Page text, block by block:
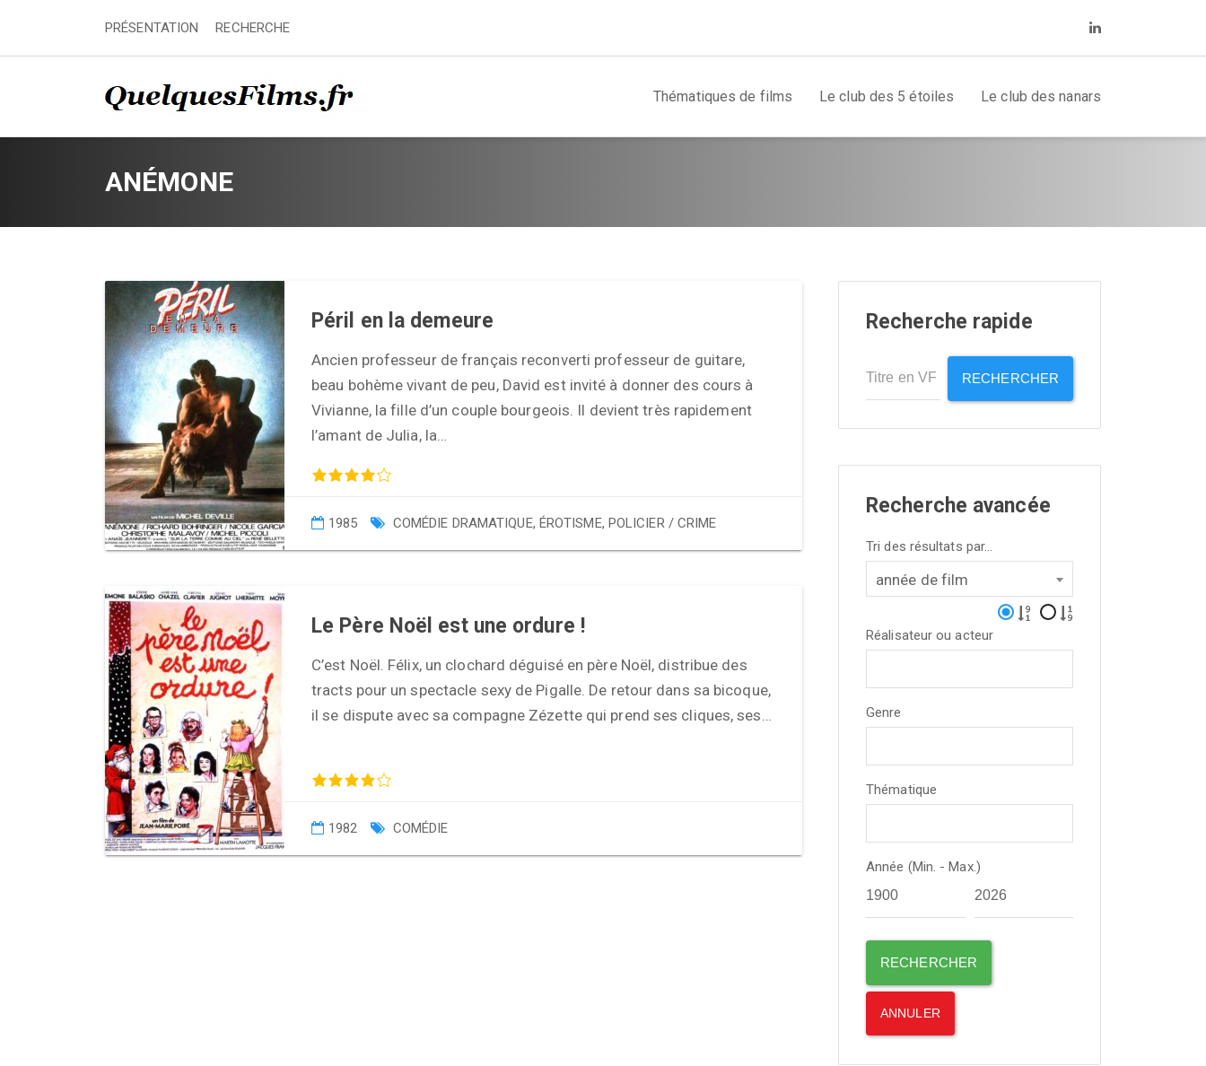
PRÉSENTATION RECHERCHE
Thématiques de films Le club des 5 étoiles Le club des nanars
ANÉMONE
Péril en la demeure
Ancien professeur de français reconverti professeur de guitare,
beau bohème vivant de peu, David est invité à donner des cours à
Vivianne, la fille d’un couple bourgeois. Il devient très rapidement
l’amant de Julia, la…
1985 COMÉDIE DRAMATIQUE, ÉROTISME, POLICIER / CRIME
Le Père Noël est une ordure !
C’est Noël. Félix, un clochard déguisé en père Noël, distribue des
tracts pour un spectacle sexy de Pigalle. De retour dans sa bicoque,
il se dispute avec sa compagne Zézette qui prend ses cliques, ses…
1982 COMÉDIE
Recherche rapide
RECHERCHER
Recherche avancée
Tri des résultats par...
année de film
Réalisateur ou acteur
Genre
Thématique
Année (Min. - Max.)